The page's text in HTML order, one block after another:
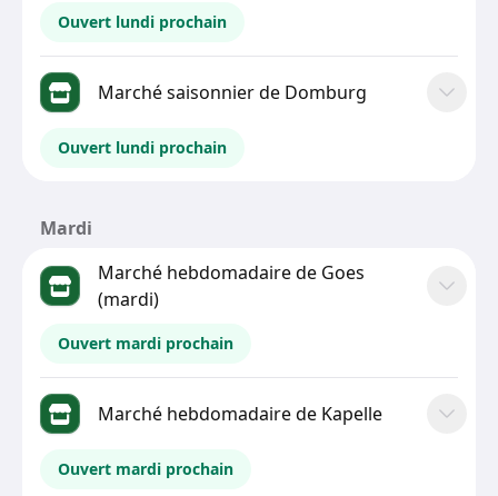
Ouvert lundi prochain
Marché saisonnier de Domburg
Ouvert lundi prochain
Mardi
Marché hebdomadaire de Goes
(mardi)
Ouvert mardi prochain
Marché hebdomadaire de Kapelle
Ouvert mardi prochain